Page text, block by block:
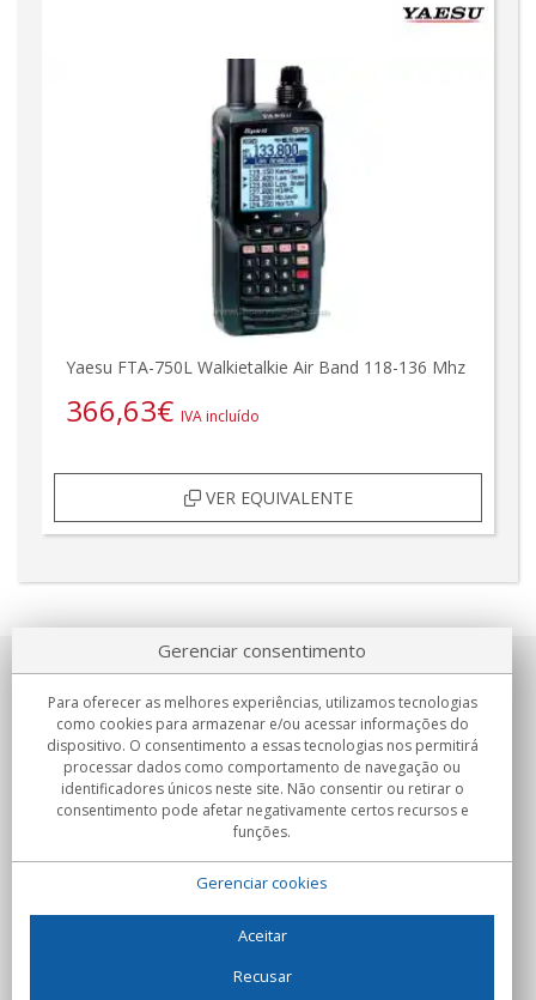
Yaesu FTA-750L Walkietalkie Air Band 118-136 Mhz
366,63€ IVA incluído
VER EQUIVALENTE
Sobre nosotros
Compromissos
Compras
Gerenciar consentimento
Para oferecer as melhores experiências, utilizamos tecnologias
como cookies para armazenar e/ou acessar informações do
dispositivo. O consentimento a essas tecnologias nos permitirá
processar dados como comportamento de navegação ou
identificadores únicos neste site. Não consentir ou retirar o
consentimento pode afetar negativamente certos recursos e
funções.
Gerenciar cookies
Aceitar
Recusar